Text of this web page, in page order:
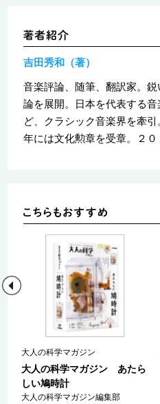
吉田秀和（著）
音楽評論、随筆、翻訳家。
論を展開。日本を代表する
ど、クラシック音楽界を牽
年には文化勲章を受章。２０
大人の科学マガジン
大人の科学マガジン あたら
しい鳩時計
大人の科学マガジン編集部